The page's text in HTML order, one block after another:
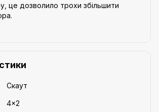
це дозволило трохи збільшити
Скаут
4×2